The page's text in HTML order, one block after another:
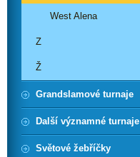
West Alena
Z
Ž
Grandslamové turnaje
Další významné turnaje
Světové žebříčky